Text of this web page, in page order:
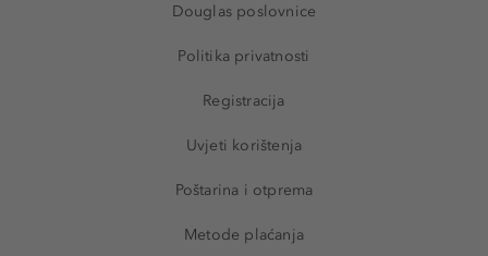
Douglas poslovnice
Politika privatnosti
Registracija
Uvjeti korištenja
Poštarina i otprema
Metode plaćanja